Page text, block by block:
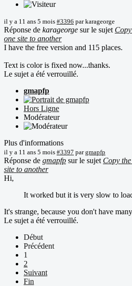
il y a 11 ans 5 mois #3396 parkarageorge
Réponse de karageorge sur le sujet
one site to another
I have the free version and 115 places.
Text is color is fixed now...thanks.
Le sujet a été verrouillé.
gmapfp
Hors Ligne
Modérateur
Plus d'informations
il y a 11 ans 5 mois #3397 pargmapfp
Réponse de gmapfp sur le sujet Copy
site to another
Hi,
It worked but it is very slow to
It's strange, because you don't have
Le sujet a été verrouillé.
Début
Précédent
1
2
Suivant
Fin